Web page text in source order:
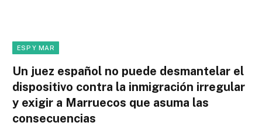
ESP Y MAR
Un juez español no puede desmantelar el
dispositivo contra la inmigración irregular
y exigir a Marruecos que asuma las
consecuencias